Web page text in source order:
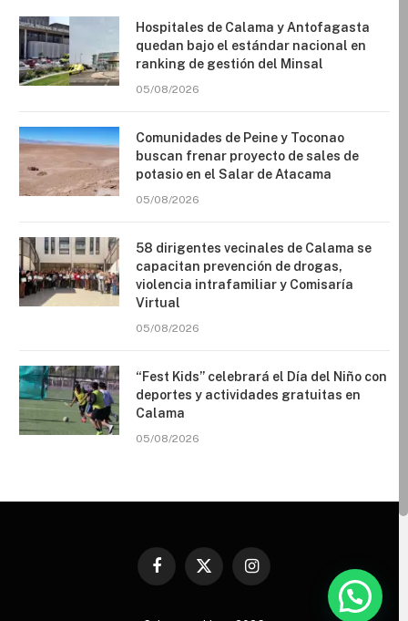
Hospitales de Calama y Antofagasta
quedan bajo el estándar nacional en
ranking de gestión del Minsal
05/08/2026
Comunidades de Peine y Toconao
buscan frenar proyecto de sales de
potasio en el Salar de Atacama
05/08/2026
58 dirigentes vecinales de Calama se
capacitan prevención de drogas,
violencia intrafamiliar y Comisaría
Virtual
05/08/2026
“Fest Kids” celebrará el Día del Niño con
deportes y actividades gratuitas en
Calama
05/08/2026
Facebook
X
Instagram